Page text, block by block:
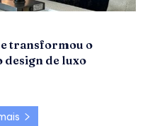
transformou o
de luxo